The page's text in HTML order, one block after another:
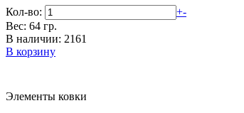
Кол-во: +-
Вес: 64 гр.
В наличии: 2161
В корзину
Элементы ковки